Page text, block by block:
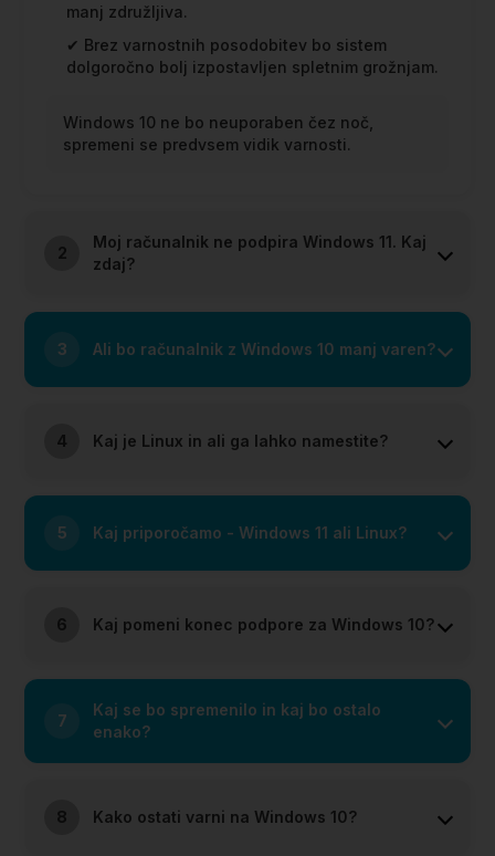
manj združljiva.
✔ Brez varnostnih posodobitev bo sistem
dolgoročno bolj izpostavljen spletnim grožnjam.
Windows 10 ne bo neuporaben čez noč,
spremeni se predvsem vidik varnosti.
2
Moj računalnik ne podpira Windows 11. Kaj
zdaj?
3 Ali bo računalnik z Windows 10 manj varen?
4 Kaj je Linux in ali ga lahko namestite?
5 Kaj priporočamo - Windows 11 ali Linux?
6 Kaj pomeni konec podpore za Windows 10?
7
Kaj se bo spremenilo in kaj bo ostalo
enako?
8 Kako ostati varni na Windows 10?